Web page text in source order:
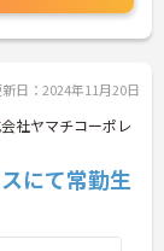
日：2024年11月20日
社ヤマチコーポレ
にて常勤生